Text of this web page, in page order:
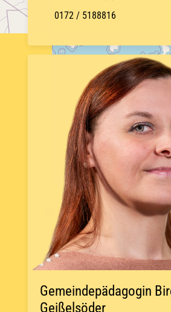
© OpenStreetMap
0172 / 5188816
Gemeindepädagogin
Geißelsöder